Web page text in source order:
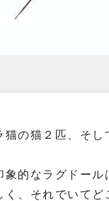
の猫２匹、そ
的なラグドール
、それでいてど